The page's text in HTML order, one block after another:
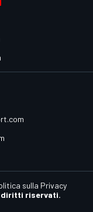
diritti riservati.
sulla Privacy